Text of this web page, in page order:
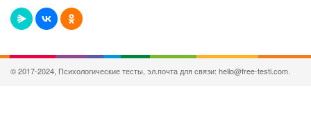
© 2017-2024, Психологические тесты, эл.почта для связи: hello@free-testi.com.